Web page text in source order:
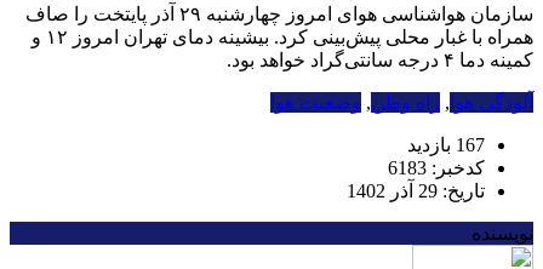
سازمان هواشناسی هوای امروز چهارشنبه ۲۹ آذر پایتخت را صاف
همراه با غبار محلی پیش‌بینی کرد. بیشینه دمای تهران امروز ۱۲ و
کمینه دما ۴ درجه سانتی‌گراد خواهد بود.
آلودگی هوا , راه وطن, وضعیت هوا
167 بازدید
کدخبر: 6183
تاریخ: 29 آذر 1402
نویسنده